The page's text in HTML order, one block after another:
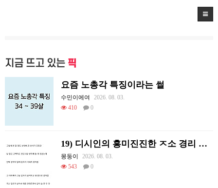
지금 뜨고 있는 픽
요즘 노총각 특징이라는 썰
수민이에여
2026. 08. 03.
410
0
19) 디시인의 흥미진진한 ㅈ소 경리 ㄸ먹은 썰
몽둥이
2026. 08. 03.
543
0